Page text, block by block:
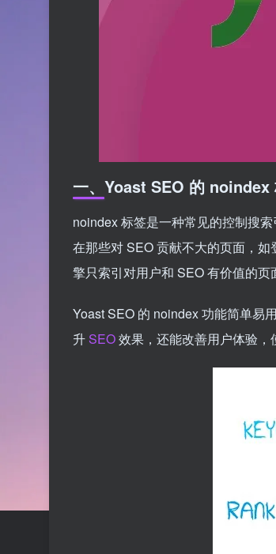
一、Yoast SEO 的 noindex
noindex 标签是一种常见的控制搜
在那些对 SEO 贡献不大的页面，
擎只索引对用户和 SEO 有价值的页
Yoast SEO 的 noindex 功能简单易
升SEO效果，还能改善用户体验，